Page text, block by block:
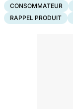
CONSOMMATEUR
RAPPEL PRODUIT